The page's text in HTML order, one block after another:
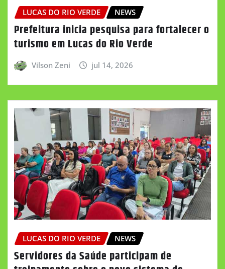
LUCAS DO RIO VERDE NEWS
Prefeitura inicia pesquisa para fortalecer o
turismo em Lucas do Rio Verde
Vilson Zeni jul 14, 2026
LUCAS DO RIO VERDE NEWS
Servidores da Saúde participam de